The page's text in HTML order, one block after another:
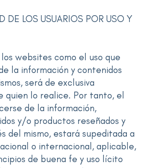
DE LOS USUARIOS POR USO Y
websites como el uso que
la información y contenidos
será de exclusiva
quien lo realice. Por tanto, el
de la información,
y/o productos reseñados y
del mismo, estará supeditada a
o internacional, aplicable,
de buena fe y uso lícito